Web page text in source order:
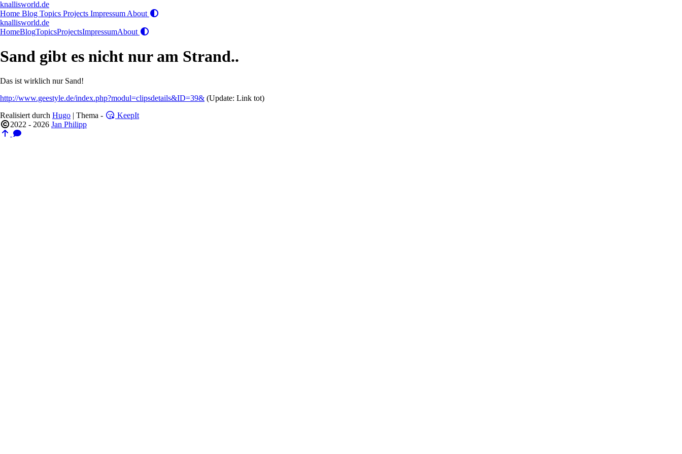
knallisworld.de
Home Blog Topics Projects Impressum About
knallisworld.de
HomeBlogTopicsProjectsImpressumAbout
Sand gibt es nicht nur am Strand..
Das ist wirklich nur Sand!
http://www.geestyle.de/index.php?modul=clipsdetails&ID=39& (Update: Link tot)
Realisiert durch Hugo | Thema -
KeepIt
2022 - 2026 Jan Philipp